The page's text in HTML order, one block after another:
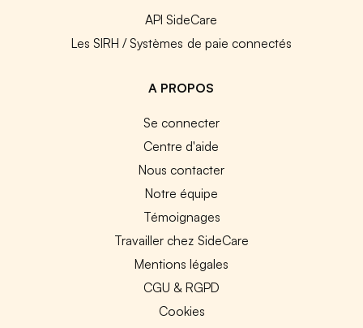
API SideCare
Les SIRH / Systèmes de paie connectés
A PROPOS
Se connecter
Centre d'aide
Nous contacter
Notre équipe
Témoignages
Travailler chez SideCare
Mentions légales
CGU & RGPD
Cookies